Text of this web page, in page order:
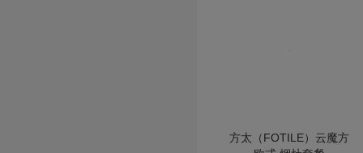
方太（FOTILE）云魔方